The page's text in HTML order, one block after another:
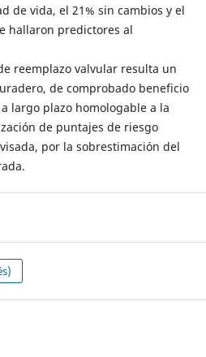
de vida, el 21% sin cambios y el
hallaron predictores al
reemplazo valvular resulta un
de comprobado beneficio
largo plazo homologable a la
de puntajes de riesgo
por la sobrestimación del